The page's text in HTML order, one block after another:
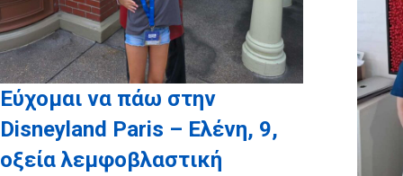
Εύχομαι να πάω στην
Disneyland Paris – Ελένη, 9,
οξεία λεμφοβλαστική